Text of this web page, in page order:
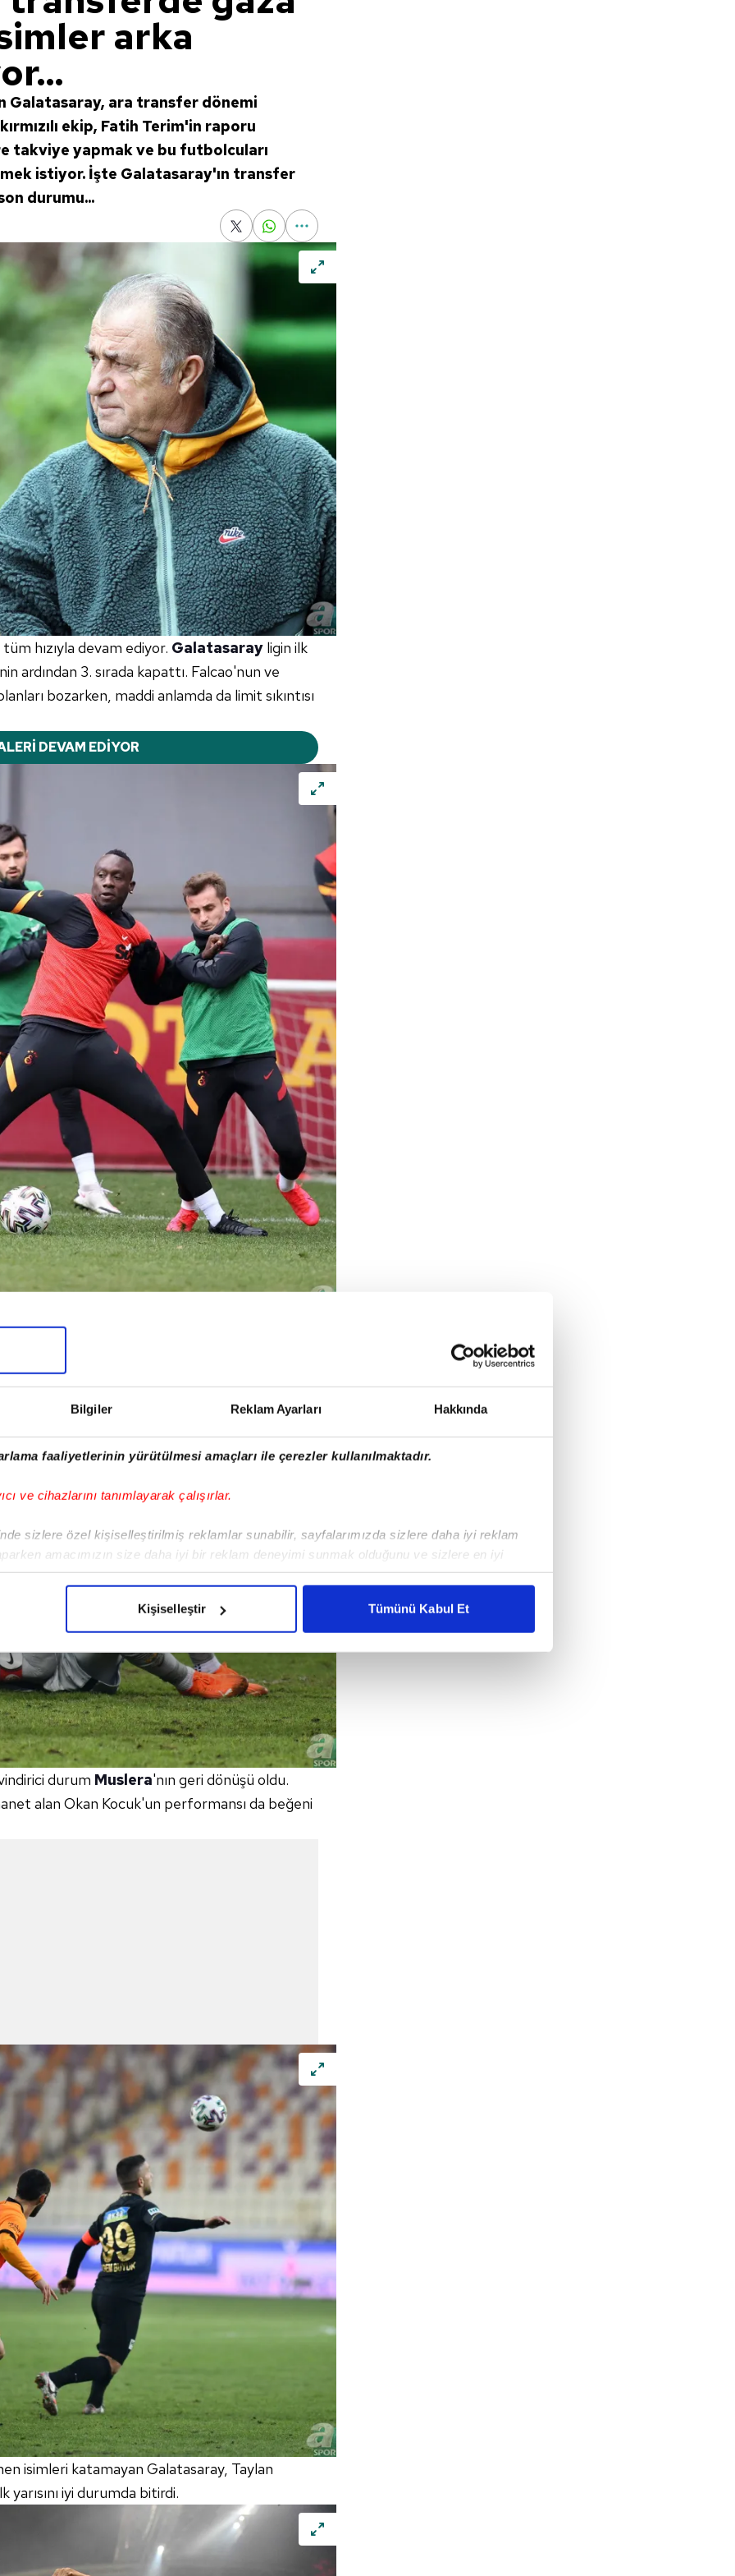
Bilgiler Reklam Ayarları Hakkında
faaliyetlerinin yürütülmesi amaçları ile çerezler kullanılmaktadır.
ve cihazlarını tanımlayarak çalışırlar.
sizlere özel kişiselleştirilmiş reklamlar sunabilir, sayfalarımızda sizlere daha iyi reklam
amacımızın size daha iyi bir reklam deneyimi sunmak olduğunu ve sizlere en iyi
gelen çabayı gösterdiğimizi ve bu noktada, reklamların maliyetlerimizi karşılamak
izin vermedikleri takdirde, kullanıcılara hedefli reklamlar gösterilmeyecektir."
için İnternet Sitemizde kendimize ve üçüncü kişilere ait çerezler kullanılmaktadır. Bu
verileriniz işlenmekte olup gerekli olan çerezler bilgi toplumu hizmetlerinin sunulması
çerezler, sitemizin daha işlevsel kılınması ve kişiselleştirilmesi ve sizlere yönelik
amaçlarıyla sınırlı olarak açık rızanız dahilinde kullanılacaktır.
yer alan panel vasıtasıyla belirleyebilirsiniz. Çerezlere ilişkin detaylı bilgi için Ayarlar
ziyaret edebilirsiniz.
Kişiselleştir Tümünü Kabul Et
arka
Galatasaray, ara transfer dönemi
ekip, Fatih Terim'in raporu
takviye yapmak ve bu futbolcuları
istiyor. İşte Galatasaray'ın transfer
durumu...
hızıyla devam ediyor. Galatasaray ligin ilk
ardından 3. sırada kapattı. Falcao'nun ve
bozarken, maddi anlamda da limit sıkıntısı
DEVAM EDİYOR
da oynanılan futbol ve alınan puan oldukça
durum Muslera'nın geri dönüşü oldu.
alan Okan Kocuk'un performansı da beğeni
isimleri katamayan Galatasaray, Taylan
yarısını iyi durumda bitirdi.